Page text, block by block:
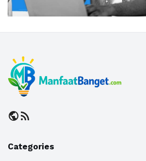
publicrss_feed
Categories